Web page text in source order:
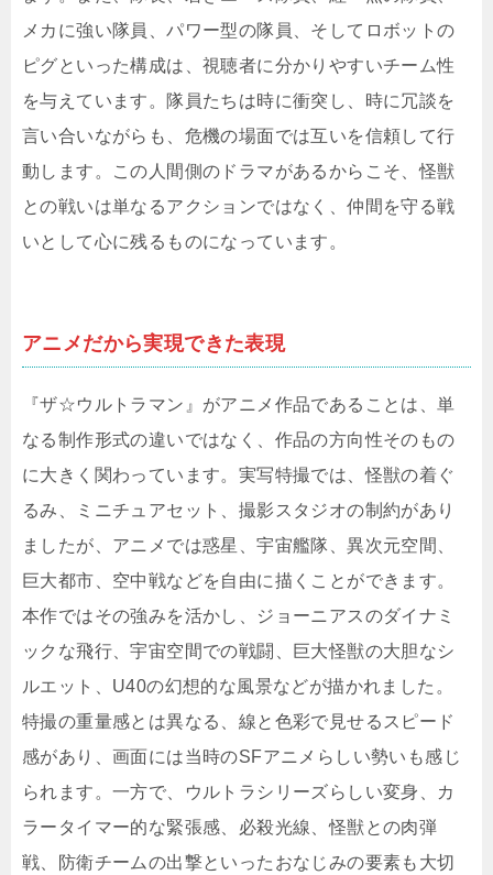
メカに強い隊員、パワー型の隊員、そしてロボットの
ピグといった構成は、視聴者に分かりやすいチーム性
を与えています。隊員たちは時に衝突し、時に冗談を
言い合いながらも、危機の場面では互いを信頼して行
動します。この人間側のドラマがあるからこそ、怪獣
との戦いは単なるアクションではなく、仲間を守る戦
いとして心に残るものになっています。
アニメだから実現できた表現
『ザ☆ウルトラマン』がアニメ作品であることは、単
なる制作形式の違いではなく、作品の方向性そのもの
に大きく関わっています。実写特撮では、怪獣の着ぐ
るみ、ミニチュアセット、撮影スタジオの制約があり
ましたが、アニメでは惑星、宇宙艦隊、異次元空間、
巨大都市、空中戦などを自由に描くことができます。
本作ではその強みを活かし、ジョーニアスのダイナミ
ックな飛行、宇宙空間での戦闘、巨大怪獣の大胆なシ
ルエット、U40の幻想的な風景などが描かれました。
特撮の重量感とは異なる、線と色彩で見せるスピード
感があり、画面には当時のSFアニメらしい勢いも感じ
られます。一方で、ウルトラシリーズらしい変身、カ
ラータイマー的な緊張感、必殺光線、怪獣との肉弾
戦、防衛チームの出撃といったおなじみの要素も大切